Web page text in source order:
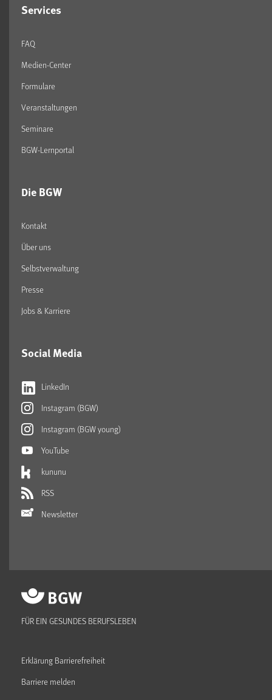
Services
FAQ
Medien-Center
Formulare
Veranstaltungen
Seminare
BGW-Lernportal
Die BGW
Kontakt
Über uns
Selbstverwaltung
Presse
Jobs & Karriere
Social Media
LinkedIn
Instagram (BGW)
Instagram (BGW young)
YouTube
kununu
RSS
Newsletter
FÜR EIN GESUNDES BERUFSLEBEN
Erklärung Barrierefreiheit
Barriere melden